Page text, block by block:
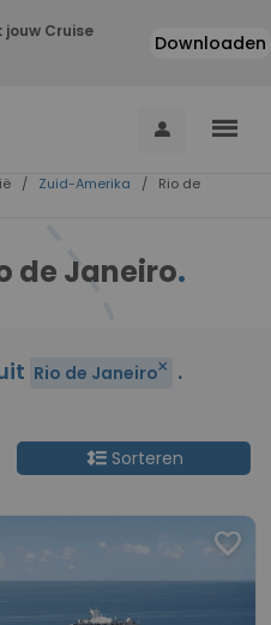
jouw Cruise
Downloaden
person menu
/ Zuid-Amerika / Rio de
de Janeiro.
Rio de Janeiroclose .
format_line_spacingSorteren
favorite